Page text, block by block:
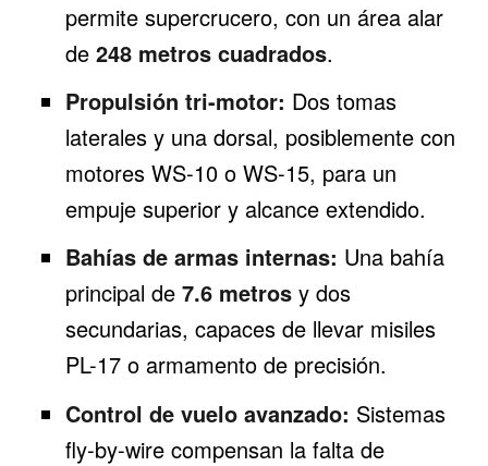
permite supercrucero, con un área alar
de 248 metros cuadrados.
Propulsión tri-motor: Dos tomas
laterales y una dorsal, posiblemente con
motores WS-10 o WS-15, para un
empuje superior y alcance extendido.
Bahías de armas internas: Una bahía
principal de 7.6 metrosy dos
secundarias, capaces de llevar misiles
PL-17 o armamento de precisión.
Control de vuelo avanzado: Sistemas
fly-by-wire compensan la falta de